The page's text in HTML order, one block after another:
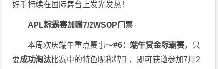
好手持续在国际舞台上发光发热！
APL粽霸赛加赠7/2WSOP门票
本周欢庆端午重点赛事～#6：端午赏金粽霸赛，只
要成功淘汰比赛中的特色昵称牌手，即可获邀参加7月2